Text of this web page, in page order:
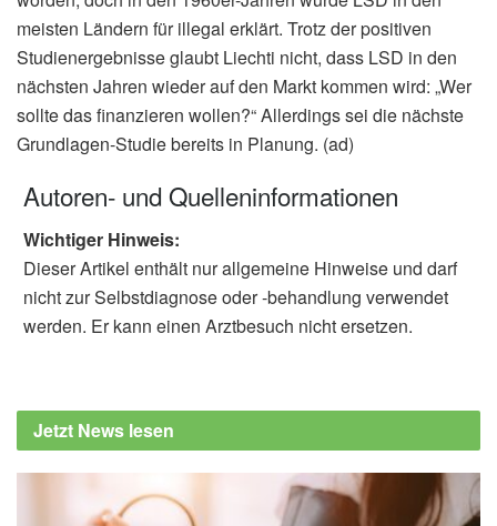
meisten Ländern für illegal erklärt. Trotz der positiven
Studienergebnisse glaubt Liechti nicht, dass LSD in den
nächsten Jahren wieder auf den Markt kommen wird: „Wer
sollte das finanzieren wollen?“ Allerdings sei die nächste
Grundlagen-Studie bereits in Planung. (ad)
Autoren- und Quelleninformationen
Wichtiger Hinweis:
Dieser Artikel enthält nur allgemeine Hinweise und darf
nicht zur Selbstdiagnose oder -behandlung verwendet
werden. Er kann einen Arztbesuch nicht ersetzen.
Jetzt News lesen